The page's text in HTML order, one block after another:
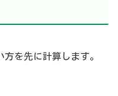
を先に計算します。